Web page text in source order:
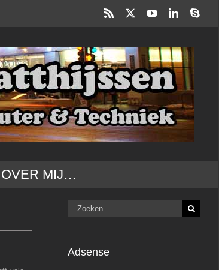
Rss YouTubeLinkedInSkype
OVER MIJ…
Zoeken
naar:
Adsense